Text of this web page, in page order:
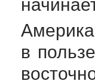
в